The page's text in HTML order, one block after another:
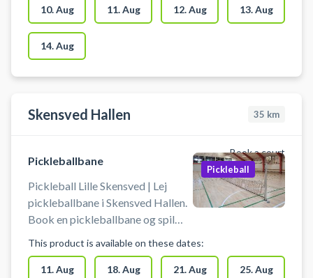
Sportcenter.
10. Aug 11. Aug 12. Aug 13. Aug
14. Aug
Skensved Hallen 35 km
Book a court
Pickleballbane
Pickleball Lille Skensved | Lej
pickleballbane i Skensved Hallen.
Book en pickleballbane og spil
mange pickleballbaner i
Skensvedhallen beliggende på
Pickleball
This product is available on these dates:
11. Aug 18. Aug 21. Aug 25. Aug